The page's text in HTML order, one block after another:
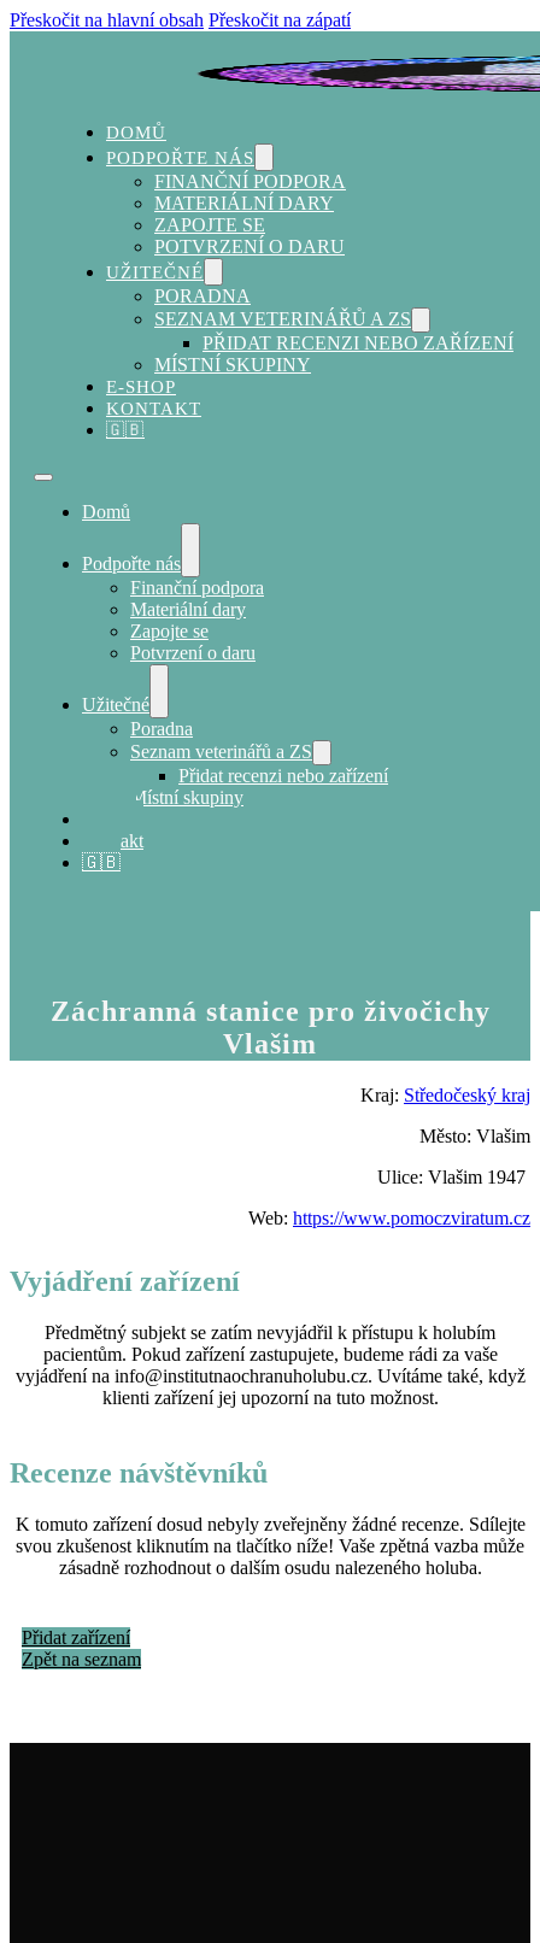
Přeskočit na hlavní obsah Přeskočit na zápatí
DOMŮ
PODPOŘTE NÁS
FINANČNÍ PODPORA
MATERIÁLNÍ DARY
ZAPOJTE SE
POTVRZENÍ O DARU
UŽITEČNÉ
PORADNA
SEZNAM VETERINÁŘŮ A ZS
PŘIDAT RECENZI NEBO ZAŘÍZENÍ
MÍSTNÍ SKUPINY
E-SHOP
KONTAKT
🇬🇧
Domů
Podpořte nás
Finanční podpora
Materiální dary
Zapojte se
Potvrzení o daru
Užitečné
Poradna
Seznam veterinářů a ZS
Přidat recenzi nebo zařízení
Místní skupiny
Kontakt
🇬🇧
Záchranná stanice pro živočichy
Vlašim
Kraj: Středočeský kraj
Město: Vlašim
Ulice: Vlašim 1947
Web: https://www.pomoczviratum.cz
Vyjádření zařízení
Předmětný subjekt se zatím nevyjádřil k přístupu k holubím
pacientům. Pokud zařízení zastupujete, budeme rádi za vaše
vyjádření na info@institutnaochranuholubu.cz. Uvítáme také, když
klienti zařízení jej upozorní na tuto možnost.
Recenze návštěvníků
K tomuto zařízení dosud nebyly zveřejněny žádné recenze. Sdílejte
svou zkušenost kliknutím na tlačítko níže! Vaše zpětná vazba může
zásadně rozhodnout o dalším osudu nalezeného holuba.
Přidat zařízení
Zpět na seznam